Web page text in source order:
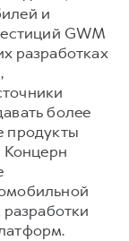
и
GWM
разработках
более
продукты
Концерн